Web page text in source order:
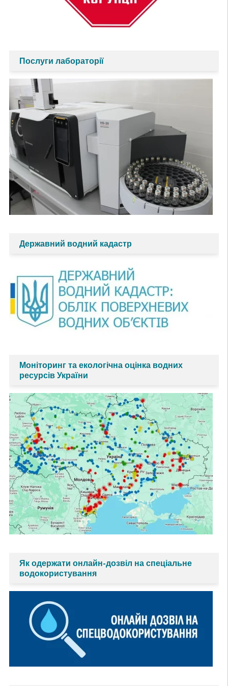
Послуги лабораторії
Державний водний кадастр
Моніторинг та екологічна оцінка водних
ресурсів України
Як одержати онлайн-дозвіл на спеціальне
водокористування